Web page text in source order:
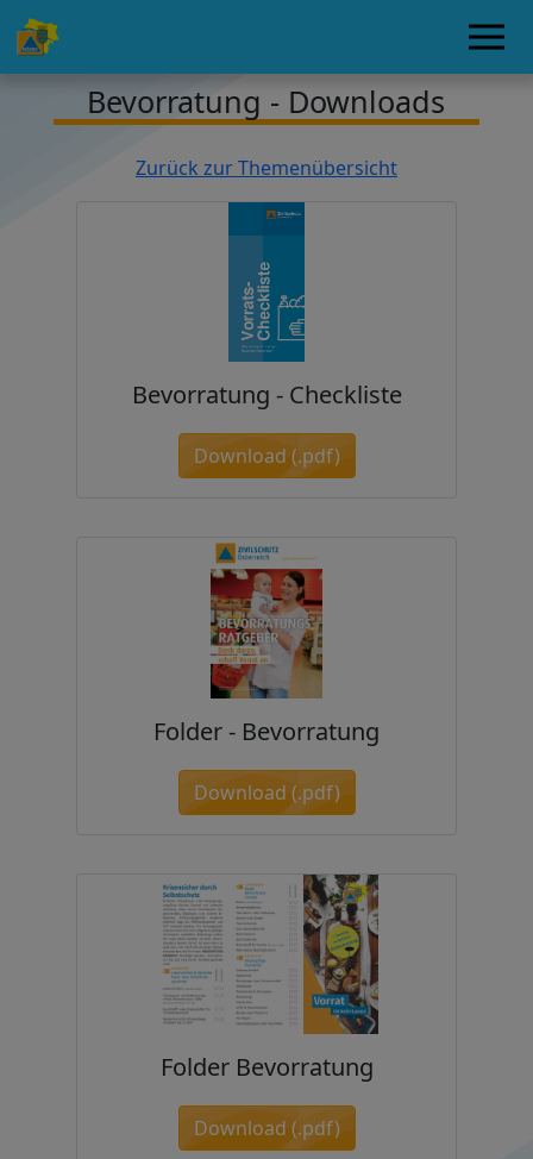
Bevorratung - Downloads
Zurück zur Themenübersicht
Bevorratung - Checkliste
Download (.pdf)
Folder - Bevorratung
Download (.pdf)
Folder Bevorratung
Download (.pdf)